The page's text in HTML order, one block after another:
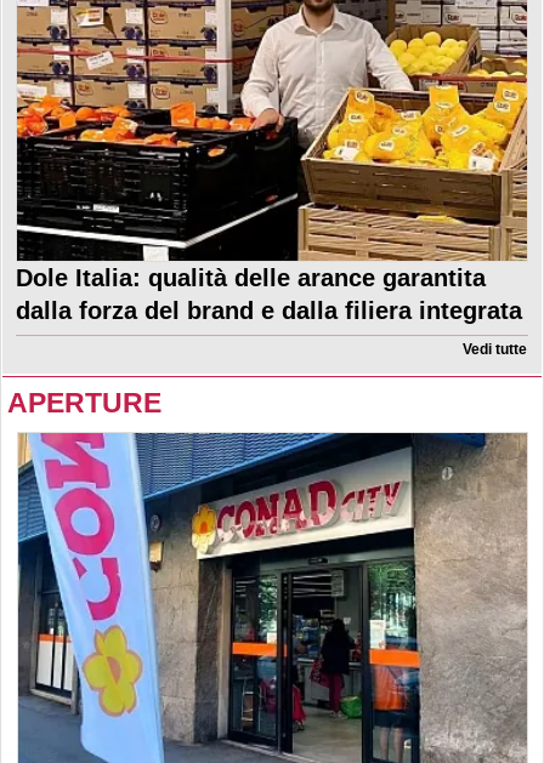
Dole Italia: qualità delle arance garantita
dalla forza del brand e dalla filiera integrata
Vedi tutte
APERTURE